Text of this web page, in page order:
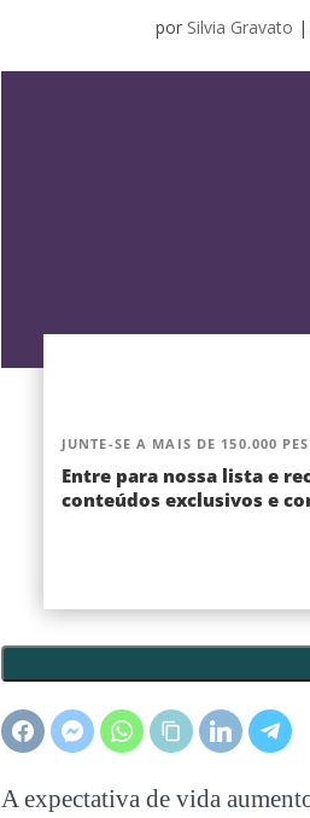
por Silvia Gravato |
JUNTE-SE A MAIS DE 150.000
Entre para nossa lista e
conteúdos exclusivos e
A expectativa de vida